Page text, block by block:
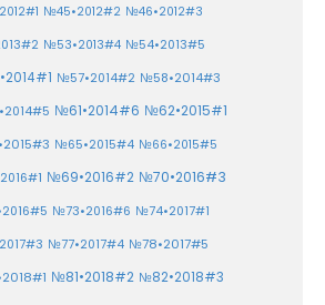
№45•2012#2 №46•2012#3
№53•2013#4 №54•2013#5
№57•2014#2 №58•2014#3
№61•2014#6 №62•2015#1
№65•2015#4 №66•2015#5
№69•2016#2 №70•2016#3
№73•2016#6 №74•2017#1
№77•2017#4 №78•2017#5
№81•2018#2 №82•2018#3